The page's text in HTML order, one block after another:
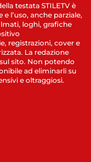
testata STILETV è
l’uso, anche parziale,
loghi, grafiche
registrazioni, cover e
La redazione
sito. Non potendo
ad eliminarli su
e oltraggiosi.